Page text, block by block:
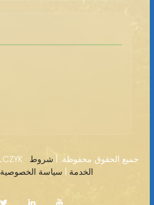
2026 DANIELCZYK · جميع الحقوق محفوظة. | شروط
الخدمة
سياسة الخصوصية